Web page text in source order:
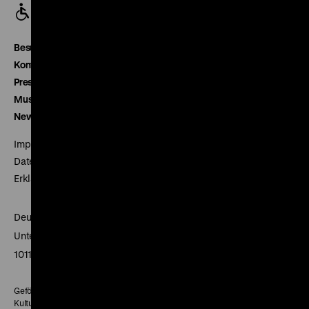
Besucherservice
Kontakt
Presse
Museumsverein
Newsletter
Impressum
Datenschutz
Erklärung digitale Barrierefreiheit
Deutsches Historisches Museum
Unter den Linden 2
10117 Berlin
Gefördert mit Mitteln des Beauftragten der Bundesregierung für
Kultur und Medien